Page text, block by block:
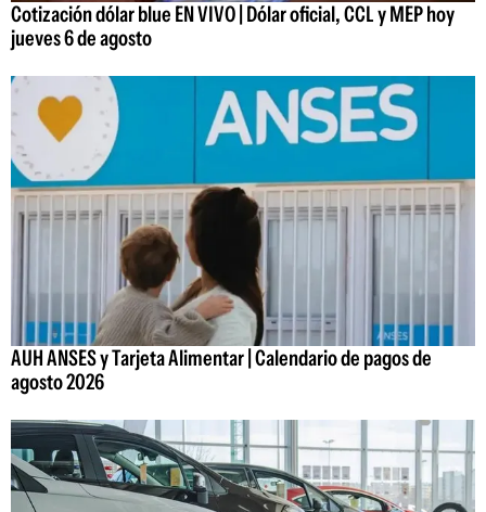
Cotización dólar blue EN VIVO | Dólar oficial, CCL y MEP hoy
jueves 6 de agosto
AUH ANSES y Tarjeta Alimentar | Calendario de pagos de
agosto 2026